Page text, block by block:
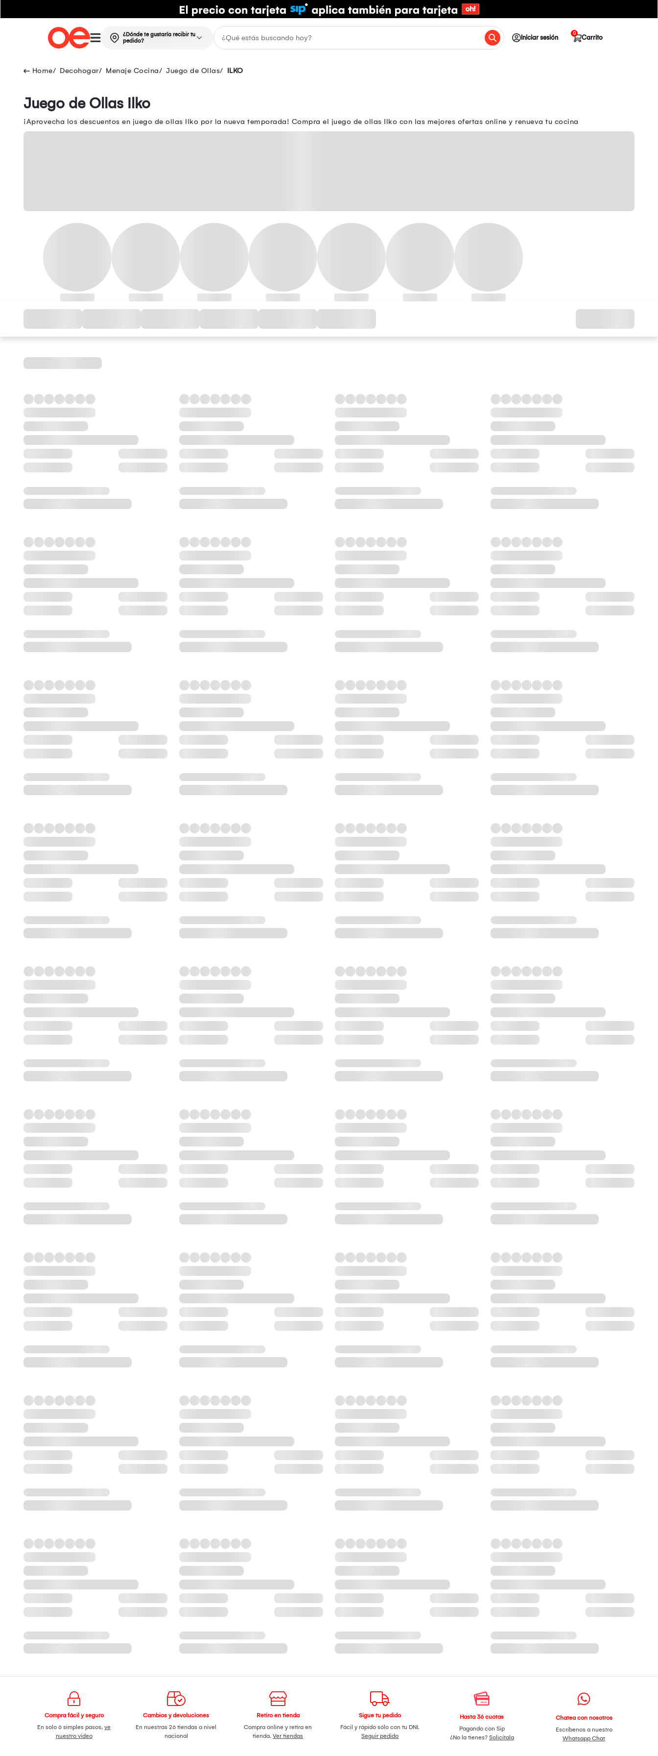
¿Dónde te gustaría recibir tu
pedido?
Iniciar sesión Carrito
0
Decohogar Menaje Cocina Juego de Ollas ILKO
Juego de Ollas Ilko
¡Aprovecha los descuentos en juego de ollas Ilko por la nueva temporada! Compra el juego de ollas Ilko con las mejores ofertas online y renueva tu cocina
Compra fácil y seguro
En solo 6 simples pasos,ve
nuestro video
Cambios y devoluciones
En nuestras 26 tiendas a nivel
nacional
Retiro en tienda
Compra online y retira en
tienda.Ver tiendas
Sigue tu pedido
Fácil y rápido sólo con tu DNI.
Seguir pedido
Hasta 36 cuotas
Pagando con Sip
¿No la tienes? Solicítala
Chatea con nosotros
Escríbenos a nuestro
Whatsapp Chat